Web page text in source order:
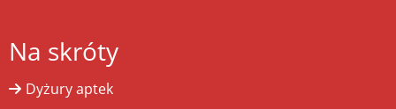
Na skróty
Dyżury aptek